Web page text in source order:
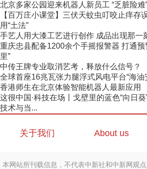
北京多家公园迎来机器人新员工 “乏脏险
【百万庄小课堂】三伏天蚊虫叮咬止痒存
用“土法”
手艺人用大漆工艺进行创作 成品出现那一
重庆忠县配备1200余个手摇报警器 打通预
里”
中传王牌专业取消艺考，释放什么信号？
全球首座16兆瓦张力腿浮式风电平台“海油
香港师生在北京体验智能机器人最新应用
这很中国·科技在场丨戈壁里的蓝色“向日
技术与当...
关于我们 About us
本网站所刊载信息，不代表中新社和中新网观